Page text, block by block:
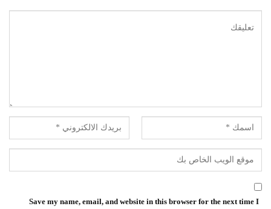
Save my name, email, and website in this browser for the next time I